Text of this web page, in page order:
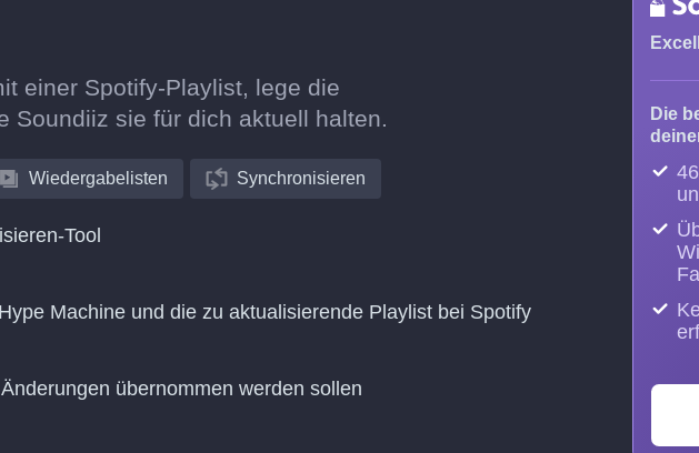
einer Spotify-Playlist, lege die
Soundiiz sie für dich aktuell halten.
Wiedergabelisten Synchronisieren
Tool
Machine und die zu aktualisierende Playlist bei Spotify
übernommen werden sollen
Die